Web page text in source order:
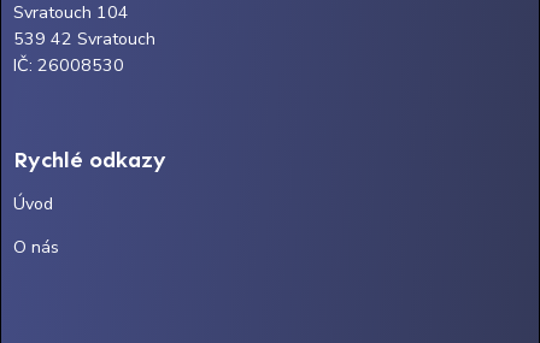
Svratouch 104
539 42 Svratouch
IČ: 26008530
Rychlé odkazy
Úvod
O nás